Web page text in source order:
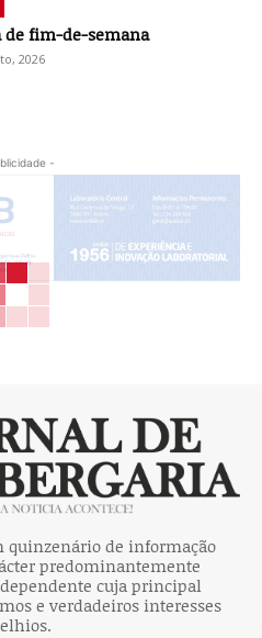
de fim-de-semana
2026
-
quinzenário de informação
predominantemente
cuja principal
e verdadeiros interesses